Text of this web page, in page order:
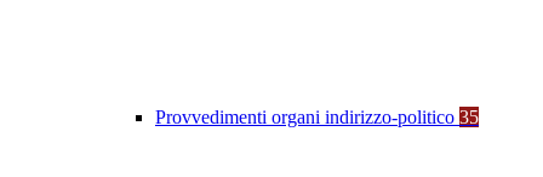
Provvedimenti organi indirizzo-politico 35